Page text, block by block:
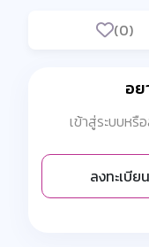
(0)
อย
เข้าสู่ระบบหรื
ลงทะเบียน